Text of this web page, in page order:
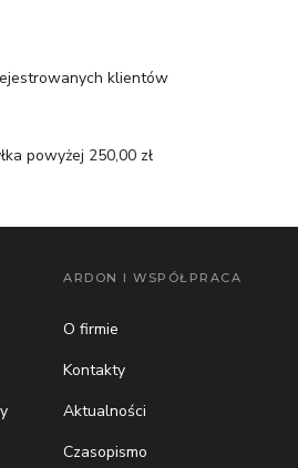
klientów
powyżej 250,00 zł
ARDON I WSPÓŁPRACA
O firmie
Kontakty
Aktualności
Czasopismo